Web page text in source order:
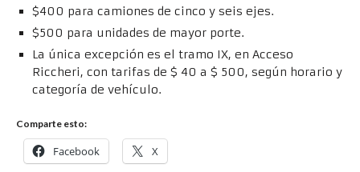
$400 para camiones de cinco y seis ejes.
$500 para unidades de mayor porte.
La única excepción es el tramo IX, en Acceso
Riccheri, con tarifas de $ 40 a $ 500, según horario y
categoría de vehículo.
Comparte esto:
Facebook X